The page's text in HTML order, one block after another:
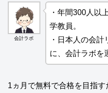
会計ラボ
・年間300人以
学教員。
・日本人の会
に、会計ラボを
1ヵ月で無料で合格を目指